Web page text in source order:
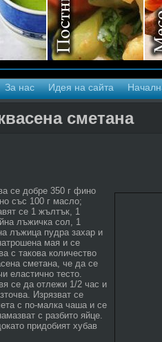
За нас Идея на сайта
сметана
се добре 350 г фино
със 100 г масло;
се 1 жълтък, 1
лъжичка сол, 1
лъжица пудра захар и
мая и се
с такова количество
сметана, че да се
еластично тесто.
се да отлежи 1/2 час и
Изрязват се
с по-малка чаша и се
с разбито яйце.
придобият хубав